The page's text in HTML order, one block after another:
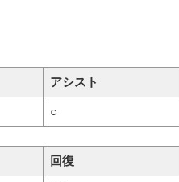
アシスト
○
回復